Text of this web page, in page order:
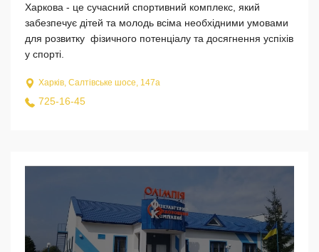
Харкова - це сучасний спортивний комплекс, який
забезпечує дітей та молодь всіма необхідними умовами
для розвитку фізичного потенціалу та досягнення успіхів
у спорті.
Харків, Салтівське шосе, 147а
725-16-45